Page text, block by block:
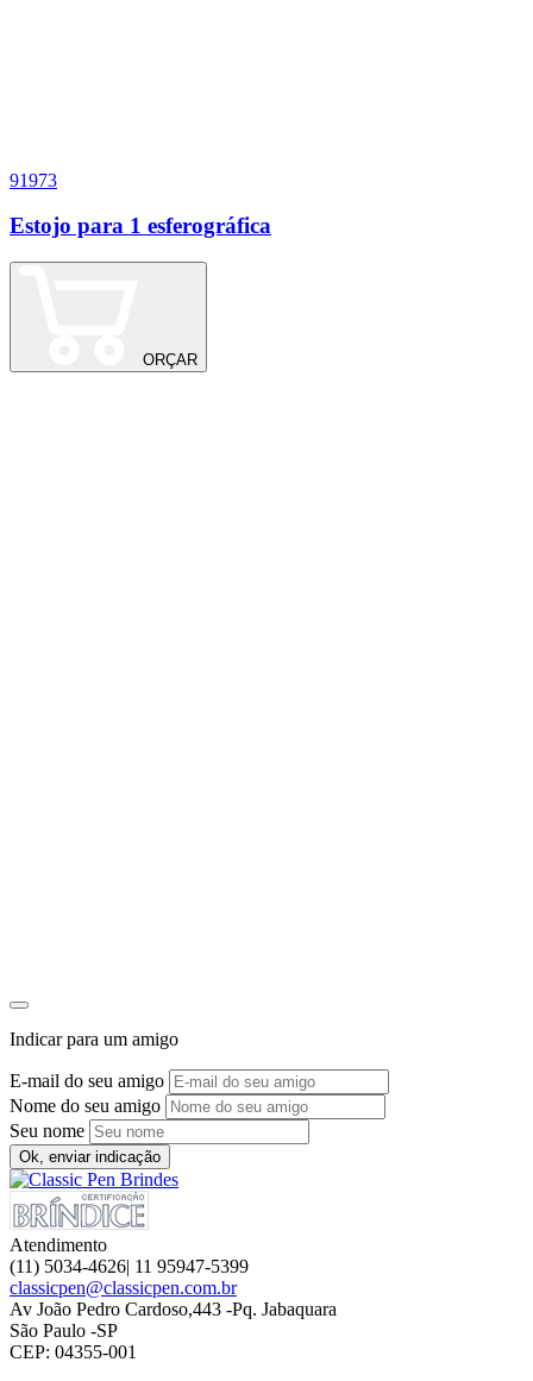
91973
Estojo para 1 esferográfica
ORÇAR
Indicar para um amigo
E-mail do seu amigo
Nome do seu amigo
Seu nome
Ok, enviar indicação
Atendimento
(11) 5034-4626| 11 95947-5399
classicpen@classicpen.com.br
Av João Pedro Cardoso,443 -Pq. Jabaquara
São Paulo -SP
CEP: 04355-001